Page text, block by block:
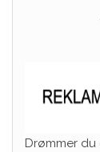
Drømmer